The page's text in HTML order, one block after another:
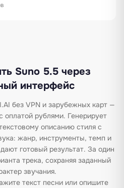
Suno 5.5 через
интерфейс
без VPN и зарубежных карт —
оплатой рублями. Генерирует
описанию стиля с
жанр, инструменты, темп и
готовый результат. За один
трека, сохраняя заданный
звучания.
текст песни или опишите